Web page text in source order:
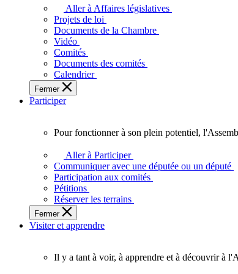
législative
adopte
touchent
vie
des
Ontariennes
Ontariens.
Aller à Affaires législatives
Projets de loi
Documents de la Chambre
Vidéo
Comités
Documents des comités
Calendrier
Fermer
Participer
fonctionner
plein
potentiel,
l'Assemblée
a
besoin
Pour fonctionner à son plein potentiel,
Aller à Participer
Communiquer avec une députée ou un député
Participation aux comités
Pétitions
Réserver les terrains
Fermer
Visiter et apprendre
Il y a tant à voir, à apprendre et à découvrir à